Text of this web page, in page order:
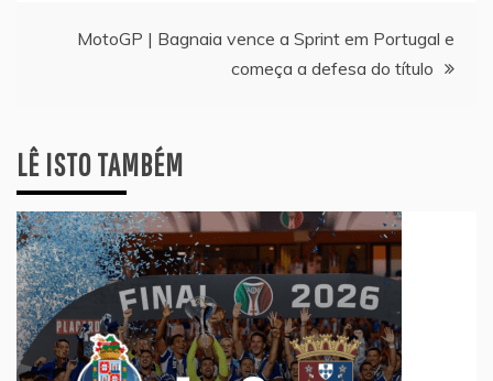
artigosMotoGP | Bagnaia vence a Sprint em Portugal e
começa a defesa do título
LÊ ISTO TAMBÉM